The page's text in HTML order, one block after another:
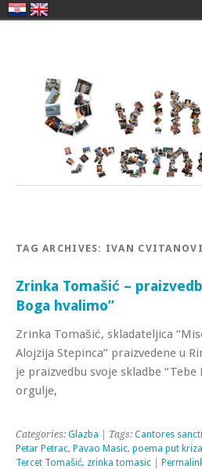
TAG ARCHIVES: IVAN
Zrinka Tomašić –
Boga hvalimo”
Zrinka Tomašić, skladateljica
Alojzija Stepinca” praizvedene u
je praizvedbu svoje skladbe
orgulje,
Categories: Glazba | Tags: Cantores
Petar Petrac, Pavao Masic, poema put
Tercet Tomašić, zrinka tomasic